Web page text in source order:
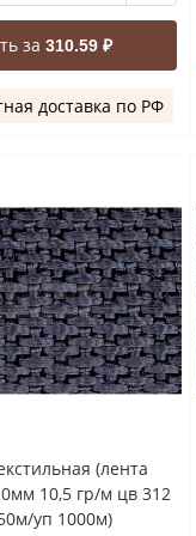
за 310.59 ₽
доставка по РФ
(лента
10,5 гр/м цв 312
уп 1000м)